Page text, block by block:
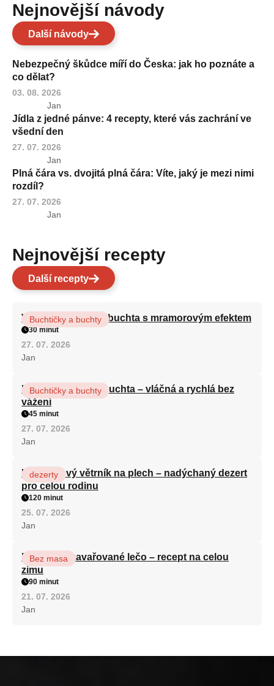
Nejnovější návody
Další návody
Nebezpečný škůdce míří do Česka: jak ho poznáte a
co dělat?
03. 08. 2026
Jan
Jídla z jedné pánve: 4 recepty, které vás zachrání ve
všední den
27. 07. 2026
Jan
Plná čára vs. dvojitá plná čára: Víte, jaký je mezi nimi
rozdíl?
27. 07. 2026
Jan
Nejnovější recepty
Další recepty
Vláčná olejová litá buchta s mramorovým efektem
Buchtičky a buchty
30 minut
27. 07. 2026
Jan
Hrnková maková buchta – vláčná a rychlá bez
vážení
Buchtičky a buchty
45 minut
27. 07. 2026
Jan
Karamelový větrník na plech – nadýchaný dezert
pro celou rodinu
dezerty
120 minut
25. 07. 2026
Jan
Babiččino zavařované lečo – recept na celou
zimu
Bez masa
90 minut
21. 07. 2026
Jan